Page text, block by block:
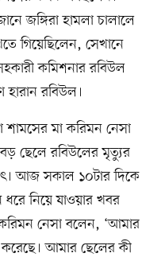
জঙ্গিরা হামলা চালালে
গিয়েছিলেন, সেখানে
কমিশনার রবিউল
হারান রবিউল।
শামসের মা করিমন নেসা
ছেলে রবিউলের মৃত্যুর
আজ সকাল ১০টার দিকে
নিয়ে যাওয়ার খবর
নেসা বলেন, ‘আমার
করেছে। আমার ছেলের কী